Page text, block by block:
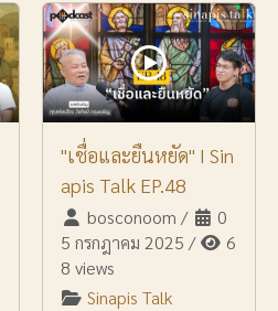
"เชื่อและยืนหยัด" I Sin
apis Talk EP.48
bosconoom /
0
5 กรกฎาคม 2025 /
6
8 views
Sinapis Talk